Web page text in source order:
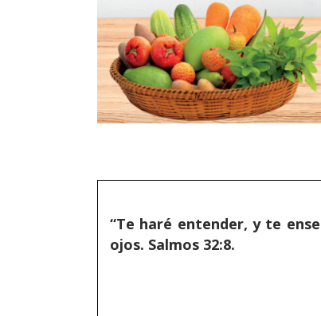
“Te haré entender, y te
ojos. Salmos 32:8.